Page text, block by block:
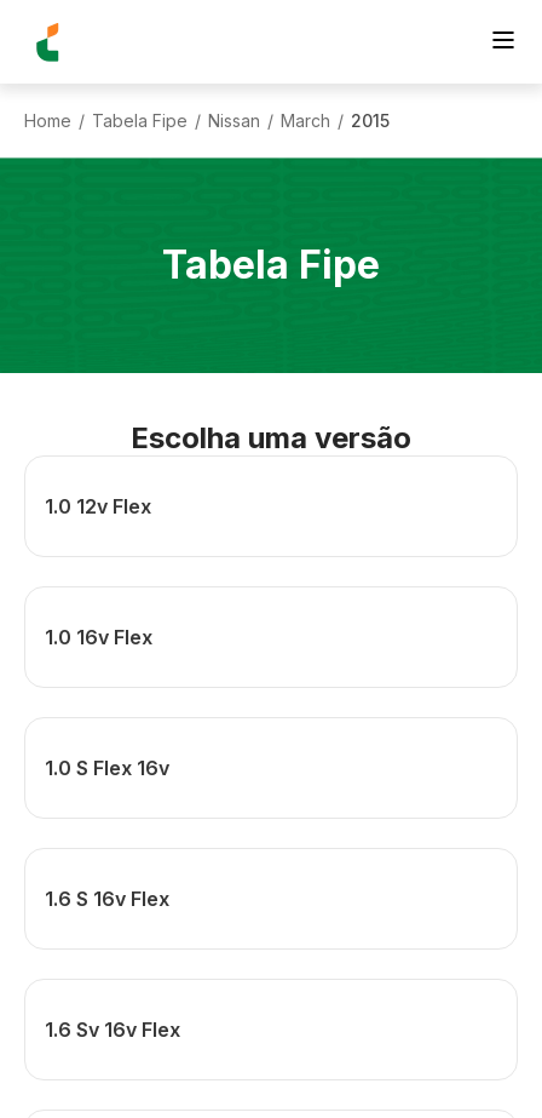
Home / Tabela Fipe / Nissan / March / 2015
Tabela Fipe
Escolha uma versão
1.0 12v Flex
1.0 16v Flex
1.0 S Flex 16v
1.6 S 16v Flex
1.6 Sv 16v Flex